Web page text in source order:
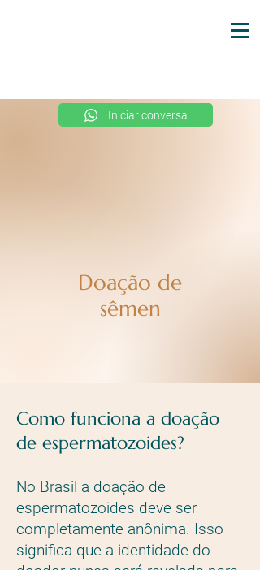
Iniciar conversa
Doação de
sêmen
Como funciona a doação
de espermatozoides?
No Brasil a doação de
espermatozoides deve ser
completamente anônima. Isso
significa que a identidade do